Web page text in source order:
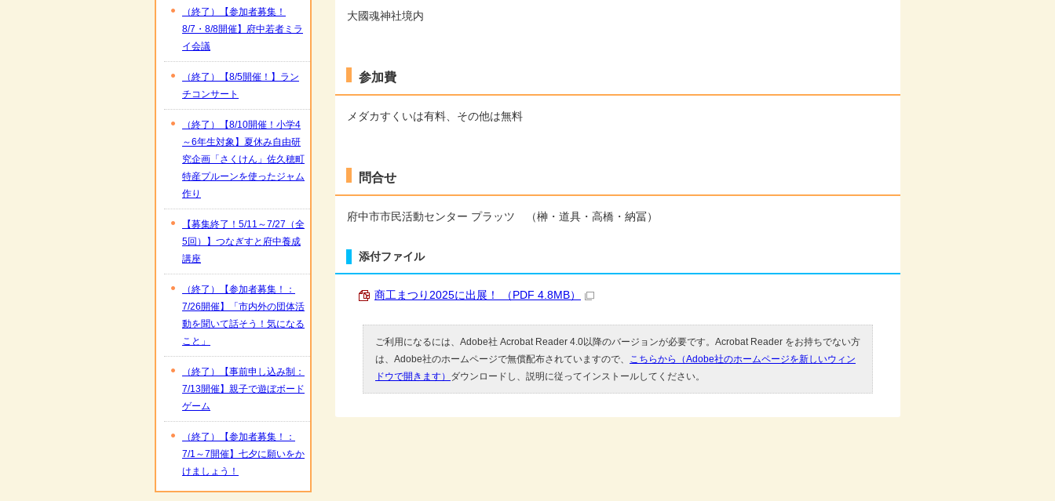
大國魂神社境内
参加費
メダカすくいは有料、その他は無料
問合せ
府中市市民活動センター プラッツ （榊・道具・高橋・納冨）
添付ファイル
商工まつり2025に出展！ （PDF 4.8MB）
ご利用になるには、Adobe社 Acrobat Reader 4.0以降のバージョンが必要です。Acrobat Reader をお持ちでない方
は、Adobe社のホームページで無償配布されていますので、 こちらから（Adobe社のホームページを新しいウィン
ドウで開きます） ダウンロードし、説明に従ってインストールしてください。
（終了）【参加者募集！
8/7・8/8開催】府中若者ミラ
イ会議
（終了）【8/5開催！】ラン
チコンサート
（終了）【8/10開催！小学4
～6年生対象】夏休み自由研
究企画「さくけん」佐久穂町
特産プルーンを使ったジャム
作り
【募集終了！5/11～7/27（全
5回）】つなぎすと府中養成
講座
（終了）【参加者募集！：
7/26開催】「市内外の団体活
動を聞いて話そう！気になる
こと」
（終了）【事前申し込み制：
7/13開催】親子で遊ぼボード
ゲーム
（終了）【参加者募集！：
7/1～7開催】七夕に願いをか
けましょう！